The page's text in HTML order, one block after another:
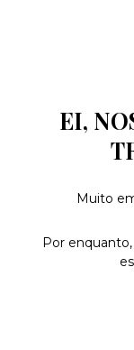
EI,
Muito
Por